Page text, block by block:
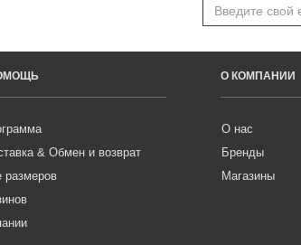
& Обмен и возврат
размеров
О КОМПАНИИ
О нас
Бренды
Магазины